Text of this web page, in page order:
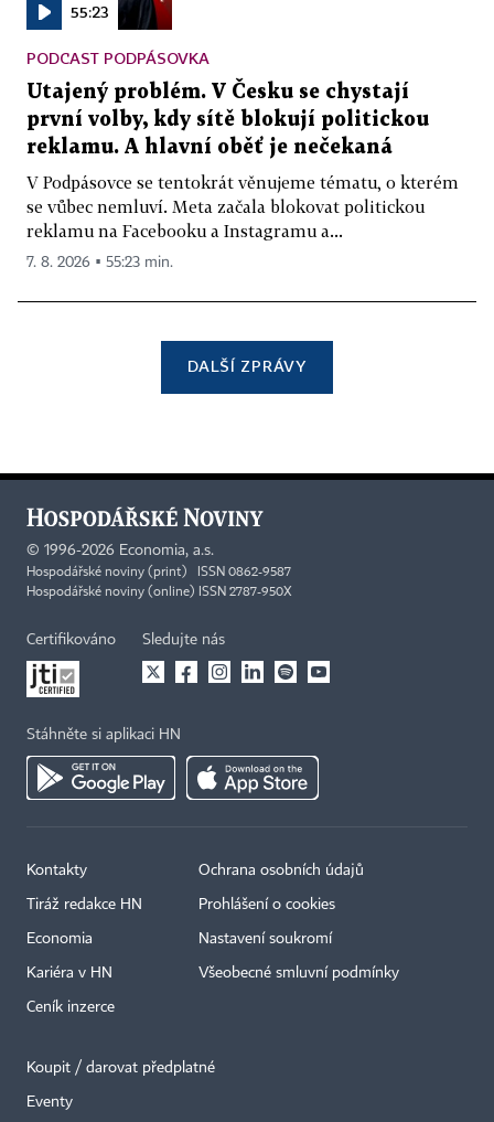
55:23
PODCAST PODPÁSOVKA
Utajený problém. V Česku se chystají
první volby, kdy sítě blokují politickou
reklamu. A hlavní oběť je nečekaná
V Podpásovce se tentokrát věnujeme tématu, o kterém
se vůbec nemluví. Meta začala blokovat politickou
reklamu na Facebooku a Instagramu a...
7. 8. 2026 ▪ 55:23 min.
DALŠÍ ZPRÁVY
© 1996-2026 Economia, a.s.
Hospodářské noviny (print) ISSN 0862-9587
Hospodářské noviny (online) ISSN 2787-950X
Certifikováno Sledujte nás
Stáhněte si aplikaci HN
Kontakty
Tiráž redakce HN
Economia
Kariéra v HN
Ceník inzerce
Ochrana osobních údajů
Prohlášení o cookies
Nastavení soukromí
Všeobecné smluvní podmínky
Koupit / darovat předplatné
Eventy